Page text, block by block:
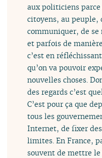
aux politiciens
citoyens, au peuple,
communiquer, de se
et parfois de
c’est en
qu’on va pouvoir
nouvelles choses.
des regards c’est
C’est pour ça que
tous les
Internet, de fixer
limites. En France,
souvent de mettre le